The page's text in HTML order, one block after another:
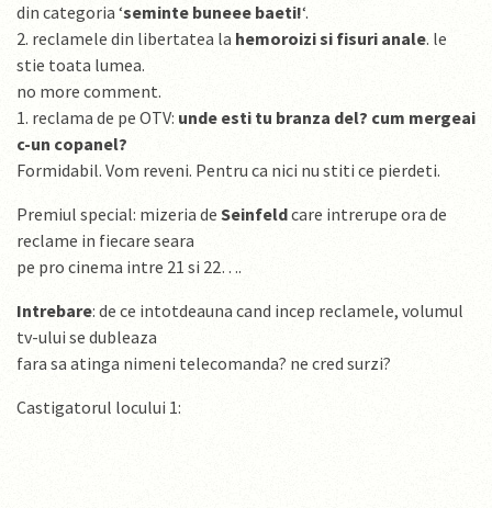
din categoria ‘seminte buneee baeti!‘.
2. reclamele din libertatea la hemoroizi si fisuri anale. le
stie toata lumea.
no more comment.
1. reclama de pe OTV: unde esti tu branza del? cum mergeai
c-un copanel?
Formidabil. Vom reveni. Pentru ca nici nu stiti ce pierdeti.
Premiul special: mizeria de Seinfeldcare intrerupe ora de
reclame in fiecare seara
pe pro cinema intre 21 si 22….
Intrebare: de ce intotdeauna cand incep reclamele, volumul
tv-ului se dubleaza
fara sa atinga nimeni telecomanda? ne cred surzi?
Castigatorul locului 1: